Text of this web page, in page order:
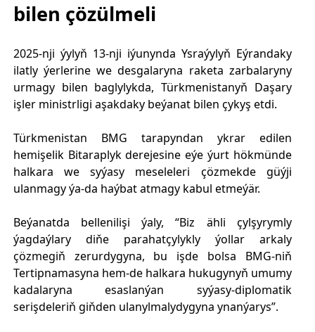
bilen çözülmeli
2025-nji ýylyň 13-nji iýunynda Ysraýylyň Eýrandaky
ilatly ýerlerine we desgalaryna raketa zarbalaryny
urmagy bilen baglylykda, Türkmenistanyň Daşary
işler ministrligi aşakdaky beýanat bilen çykyş etdi.
Türkmenistan BMG tarapyndan ykrar edilen
hemişelik Bitaraplyk derejesine eýe ýurt hökmünde
halkara we syýasy meseleleri çözmekde güýji
ulanmagy ýa-da haýbat atmagy kabul etmeýär.
Beýanatda bellenilişi ýaly, “Biz ähli çylşyrymly
ýagdaýlary diňe parahatçylykly ýollar arkaly
çözmegiň zerurdygyna, bu işde bolsa BMG-niň
Tertipnamasyna hem-de halkara hukugynyň umumy
kadalaryna esaslanýan syýasy-diplomatik
serişdeleriň giňden ulanylmalydygyna ynanýarys”.